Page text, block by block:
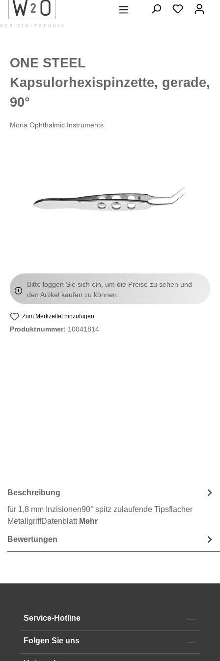
springen
ONE STEEL
Kapsulorhexispinzette, gerade,
90°
Moria Ophthalmic Instruments
Bitte loggen Sie sich ein, um die Preise zu sehen und
den Artikel kaufen zu können.
Zum Merkzettel hinzufügen
Produktnummer: 10041814
Beschreibung
für 1,8 mm Inzisionen90° spitz zulaufende Tipsflacher
MetallgriffDatenblatt Mehr
Bewertungen
Service-Hotline
Folgen Sie uns